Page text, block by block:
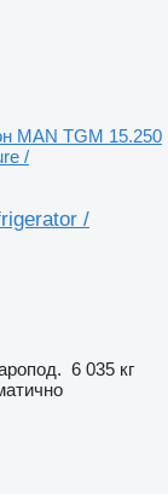
MAN TGM 15.250
/
/
6 035 кг